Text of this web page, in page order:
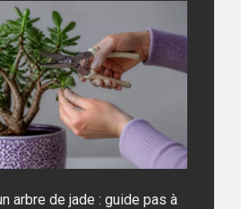
arbre de jade : guide pas à